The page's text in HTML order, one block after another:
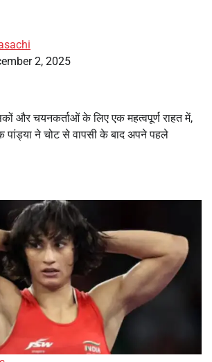
2, 2025
और चयनकर्ताओं के लिए एक महत्वपूर्ण राहत में,
पांड्या ने चोट से वापसी के बाद अपने पहले